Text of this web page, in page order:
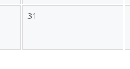
31